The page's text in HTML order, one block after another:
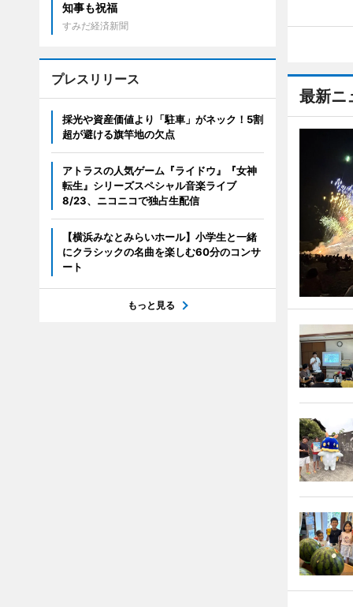
最新ニ
知事も祝福
すみだ経済新聞
プレスリリース
採光や資産価値より「駐車」がネック！5割
超が避ける旗竿地の欠点
アトラスの人気ゲーム『ライドウ』『女神
転生』シリーズスペシャル音楽ライブ
8/23、ニコニコで独占生配信
【横浜みなとみらいホール】小学生と一緒
にクラシックの名曲を楽しむ60分のコンサ
ート
もっと見る